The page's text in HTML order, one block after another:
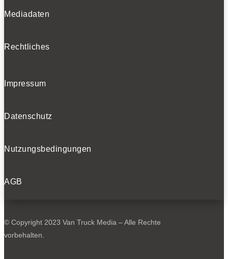
Mediadaten
Rechtliches
Impressum
Datenschutz
Nutzungsbedingungen
AGB
© Copyright 2023 Van Truck Media – Alle Rechte
vorbehalten.